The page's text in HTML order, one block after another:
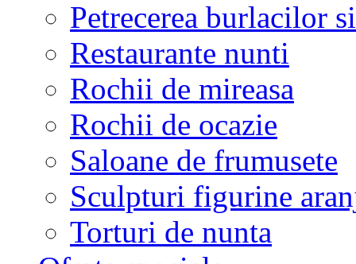
Petrecerea burlacilor
Restaurante nunti
Rochii de mireasa
Rochii de ocazie
Saloane de frumusete
Sculpturi figurine
Torturi de nunta